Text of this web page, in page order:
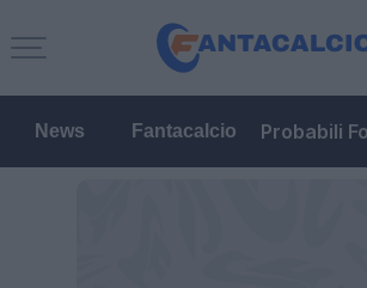
News Fantacalcio Probabili